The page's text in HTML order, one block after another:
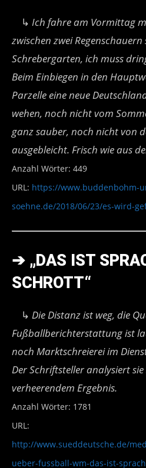
↳ Ich fahre am Vormittag
zwischen zwei
Schrebergarten, ich muss
Beim Einbiegen in den
Parzelle eine neue
wehen, noch nicht vom
ganz sauber, noch nicht von
ausgebleicht. Frisch wie aus
Anzahl Wörter: 449
URL: https://www.buddenbohm-
soehne.de/2018/06/23/es-wird-
➔ „DAS IST
SCHROTT“
↳ Die Distanz ist weg, die
Fußballberichterstattung ist
noch Marktschreierei im
Der Schriftsteller analysiert
verheerendem Ergebnis.
Anzahl Wörter: 1781
URL:
http://www.sueddeutsche.de/
ueber-fussball-wm-das-ist-